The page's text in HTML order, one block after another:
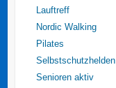
Lauftreff
Nordic Walking
Pilates
Selbstschutzhelden
Senioren aktiv